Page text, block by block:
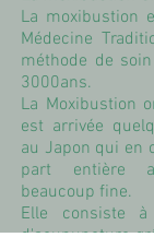
La moxibustion
Médecine
méthode de
3000ans.
La Moxibustion
est arrivée
au Japon qui en
part entière
beaucoup fine.
Elle consiste
d'acupuncture